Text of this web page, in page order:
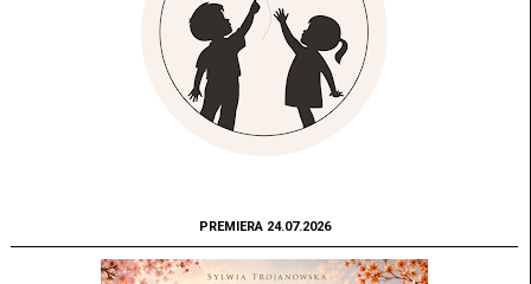
PREMIERA 24.07.2026